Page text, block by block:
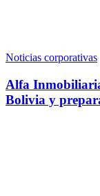
Noticias corporativas
Alfa
Bolivia y